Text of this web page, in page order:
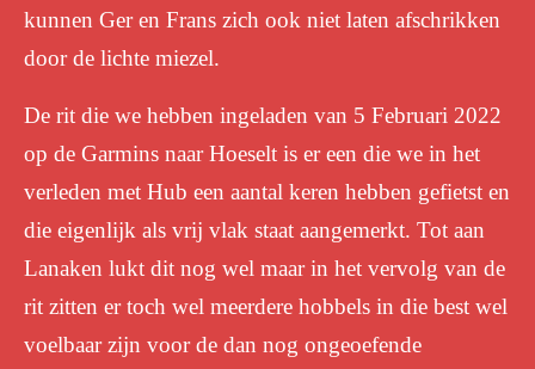
kunnen Ger en Frans zich ook niet laten afschrikken
door de lichte miezel.
De rit die we hebben ingeladen van 5 Februari 2022
op de Garmins naar Hoeselt is er een die we in het
verleden met Hub een aantal keren hebben gefietst en
die eigenlijk als vrij vlak staat aangemerkt. Tot aan
Lanaken lukt dit nog wel maar in het vervolg van de
rit zitten er toch wel meerdere hobbels in die best wel
voelbaar zijn voor de dan nog ongeoefende